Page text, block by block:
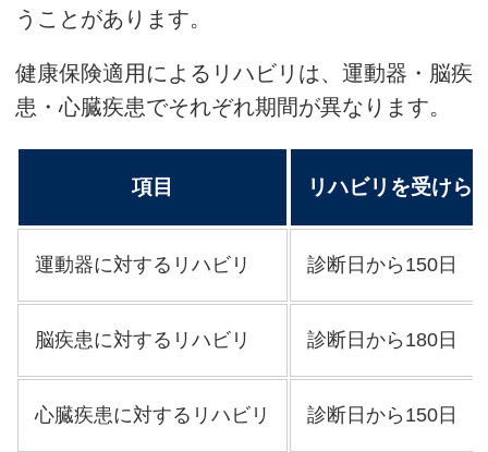
うことがあります。
健康保険適用によるリハビリは、運動器・脳疾
患・心臓疾患でそれぞれ期間が異なります。
項目 リハビリを受けら
運動器に対するリハビリ 診断日から150日
脳疾患に対するリハビリ 診断日から180日
心臓疾患に対するリハビリ 診断日から150日